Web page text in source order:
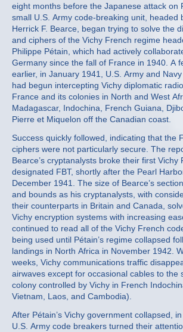
eight months before the Japanese attack on
small U.S. Army code-breaking unit, headed
Herrick F. Bearce, began trying to solve the
and ciphers of the Vichy French regime
Philippe Pétain, which had actively
Germany since the fall of France in 1940. A
earlier, in January 1941, U.S. Army and
had begun intercepting Vichy diplomatic
France and its colonies in North and West
Madagascar, Indochina, French Guiana,
Pierre et Miquelon off the Canadian coast.
Success quickly followed, indicating that the
ciphers were not particularly secure. The
Bearce’s cryptanalysts broke their first Vichy
designated FBT, shortly after the Pearl
December 1941. The size of Bearce’s
and bounds as his cryptanalysts, with
their counterparts in Britain and Canada,
Vichy encryption systems with increasing
continued to read all of the Vichy French
being used until Pétain’s regime collapsed
landings in North Africa in November 1942.
weeks, Vichy communications traffic
airwaves except for occasional cables to the
colony controlled by Vichy in French
Vietnam, Laos, and Cambodia).
After Pétain’s Vichy government collapsed,
U.S. Army code breakers turned their